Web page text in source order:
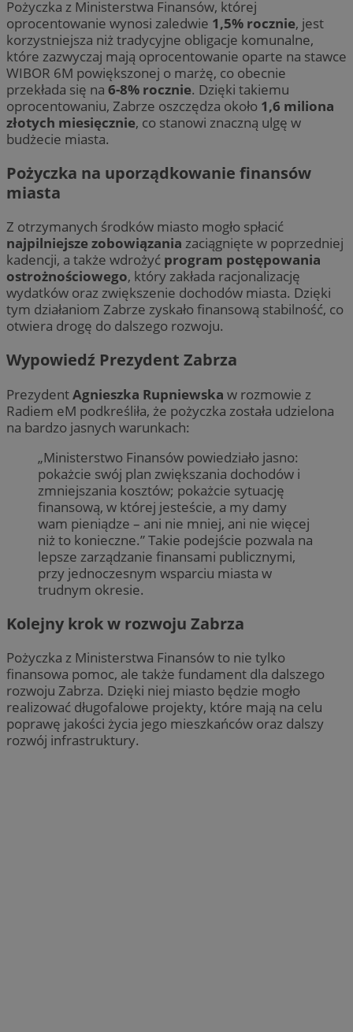
Pożyczka z Ministerstwa Finansów, której
oprocentowanie wynosi zaledwie 1,5% rocznie, jest
korzystniejsza niż tradycyjne obligacje komunalne,
które zazwyczaj mają oprocentowanie oparte na stawce
WIBOR 6M powiększonej o marżę, co obecnie
przekłada się na 6-8% rocznie. Dzięki takiemu
oprocentowaniu, Zabrze oszczędza około 1,6 miliona
złotych miesięcznie, co stanowi znaczną ulgę w
budżecie miasta.
Pożyczka na uporządkowanie finansów
miasta
Z otrzymanych środków miasto mogło spłacić
najpilniejsze zobowiązania zaciągnięte w poprzedniej
kadencji, a także wdrożyć program postępowania
ostrożnościowego, który zakłada racjonalizację
wydatków oraz zwiększenie dochodów miasta. Dzięki
tym działaniom Zabrze zyskało finansową stabilność, co
otwiera drogę do dalszego rozwoju.
Wypowiedź Prezydent Zabrza
PrezydentAgnieszka Rupniewska w rozmowie z
Radiem eM podkreśliła, że pożyczka została udzielona
na bardzo jasnych warunkach:
„Ministerstwo Finansów powiedziało jasno:
pokażcie swój plan zwiększania dochodów i
zmniejszania kosztów; pokażcie sytuację
finansową, w której jesteście, a my damy
wam pieniądze – ani nie mniej, ani nie więcej
niż to konieczne.” Takie podejście pozwala na
lepsze zarządzanie finansami publicznymi,
przy jednoczesnym wsparciu miasta w
trudnym okresie.
Kolejny krok w rozwoju Zabrza
Pożyczka z Ministerstwa Finansów to nie tylko
finansowa pomoc, ale także fundament dla dalszego
rozwoju Zabrza. Dzięki niej miasto będzie mogło
realizować długofalowe projekty, które mają na celu
poprawę jakości życia jego mieszkańców oraz dalszy
rozwój infrastruktury.